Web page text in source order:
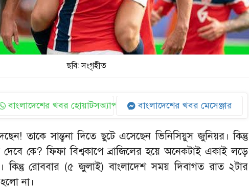
ছবি: সংগৃহীত
বাংলাদেশের খবর হোয়াটসঅ্যাপ বাংলাদেশের খবর মেসেঞ্জার
তাকে সান্ত্বনা দিতে ছুটে এসেছেন ভিনিসিয়ুস জুনিয়র। কিন্তু
দেবে কে? ফিফা বিশ্বকাপে ব্রাজিলের হয়ে অনেকটাই একাই লড়ে
কিন্তু রোববার (৫ জুলাই) বাংলাদেশ সময় দিবাগত রাত ২টার
না।